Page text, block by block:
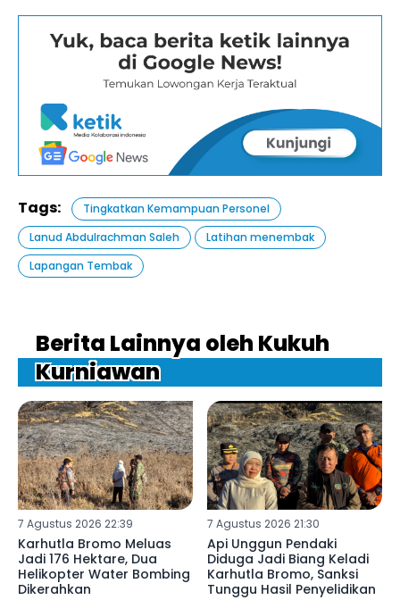
Tags:
Tingkatkan Kemampuan Personel
Lanud Abdulrachman Saleh
Latihan menembak
Lapangan Tembak
Berita Lainnya oleh Kukuh
Kurniawan
7 Agustus 2026 22:39
Karhutla Bromo Meluas
Jadi 176 Hektare, Dua
Helikopter Water Bombing
Dikerahkan
7 Agustus 2026 21:30
Api Unggun Pendaki
Diduga Jadi Biang Keladi
Karhutla Bromo, Sanksi
Tunggu Hasil Penyelidikan